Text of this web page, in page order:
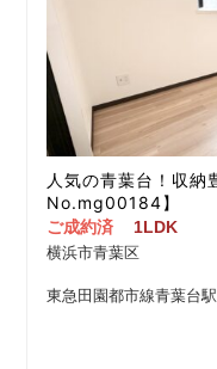
人気の青葉台！収
No.mg00184】
ご成約済
1LDK
横浜市青葉区
東急田園都市線青葉台駅